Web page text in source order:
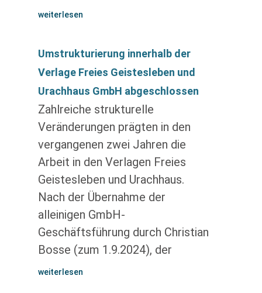
weiterlesen
Umstrukturierung innerhalb der
Verlage Freies Geistesleben und
Urachhaus GmbH abgeschlossen
Zahlreiche strukturelle
Veränderungen prägten in den
vergangenen zwei Jahren die
Arbeit in den Verlagen Freies
Geistesleben und Urachhaus.
Nach der Übernahme der
alleinigen GmbH-
Geschäftsführung durch Christian
Bosse (zum 1.9.2024), der
weiterlesen